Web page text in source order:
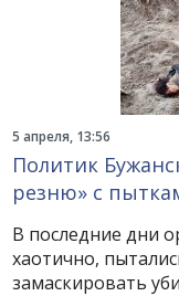
5 апреля, 13:56
Политик
резню» с
В последние дни
хаотично,
замаскировать